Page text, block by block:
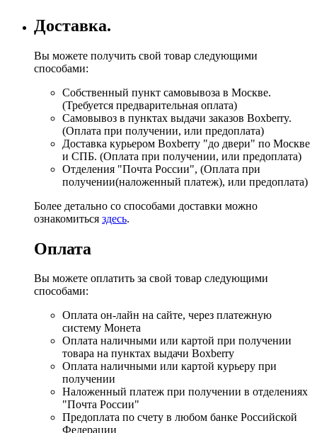
Доставка.
Вы можете получить свой товар следующими
способами:
Собственный пункт самовывоза в Москве.
(Требуется предварительная оплата)
Самовывоз в пунктах выдачи заказов Boxberry.
(Оплата при получении, или предоплата)
Доставка курьером Boxberry "до двери" по Москве
и СПБ. (Оплата при получении, или предоплата)
Отделения "Почта России", (Оплата при
получении(наложенный платеж), или предоплата)
Более детально со способами доставки можно
ознакомиться здесь.
Оплата
Вы можете оплатить за свой товар следующими
способами:
Оплата он-лайн на сайте, через платежную
систему Монета
Оплата наличными или картой при получении
товара на пунктах выдачи Boxberry
Оплата наличными или картой курьеру при
получении
Наложенный платеж при получении в отделениях
"Почта России"
Предоплата по счету в любом банке Российской
Федерации